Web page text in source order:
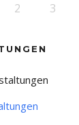
2 3